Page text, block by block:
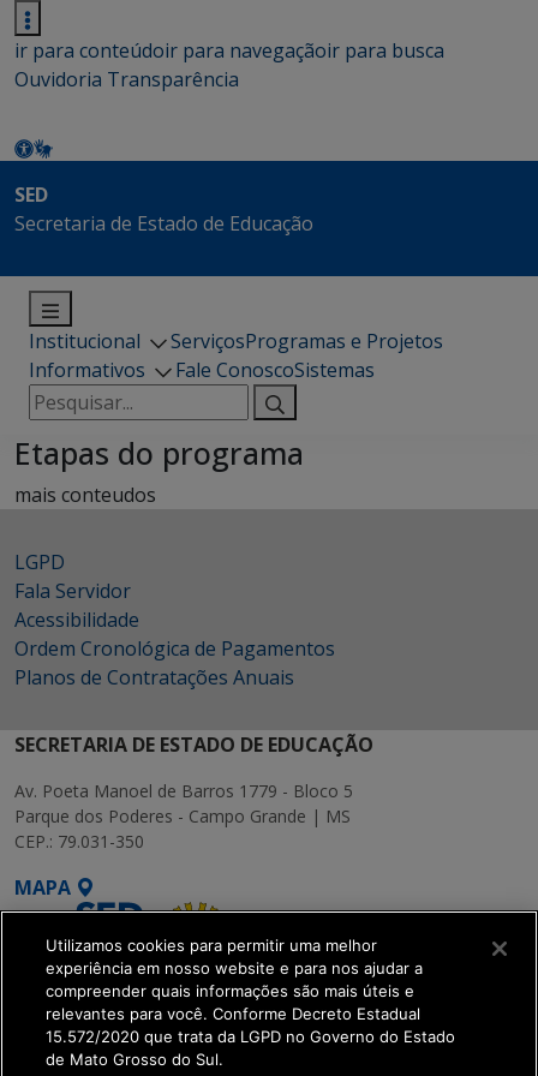
ir para conteúdoir para navegaçãoir para busca
Ouvidoria Transparência
SED
Secretaria de Estado de Educação
Institucional ServiçosProgramas e Projetos
Informativos
Fale ConoscoSistemas
Pesquisar
por:
Etapas do programa
mais conteudos
LGPD
Fala Servidor
Acessibilidade
Ordem Cronológica de Pagamentos
Planos de Contratações Anuais
SECRETARIA DE ESTADO DE EDUCAÇÃO
Av. Poeta Manoel de Barros 1779 - Bloco 5
Parque dos Poderes - Campo Grande | MS
CEP.: 79.031-350
MAPA
SETDIG | Secretaria-
Utilizamos cookies para permitir uma melhor
experiência em nosso website e para nos ajudar a
compreender quais informações são mais úteis e
relevantes para você. Conforme Decreto Estadual
15.572/2020 que trata da LGPD no Governo do Estado
de Mato Grosso do Sul.